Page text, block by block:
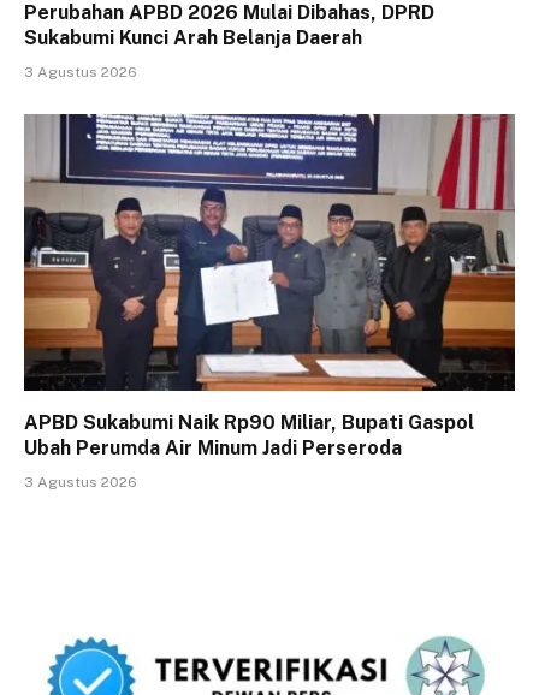
Perubahan APBD 2026 Mulai Dibahas, DPRD
Sukabumi Kunci Arah Belanja Daerah
3 Agustus 2026
APBD Sukabumi Naik Rp90 Miliar, Bupati Gaspol
Ubah Perumda Air Minum Jadi Perseroda
3 Agustus 2026